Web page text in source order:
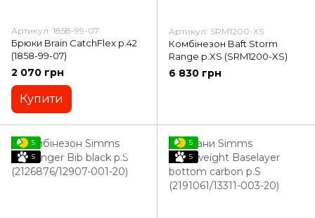
Артикул: 1858-99-07
Брюки Brain CatchFlex р.42
(1858-99-07)
2 070 грн
Купити
Артикул: SRM1200-XS
Комбінезон Baft Storm
Range р.XS (SRM1200-XS)
6 830 грн
5
5
5
5